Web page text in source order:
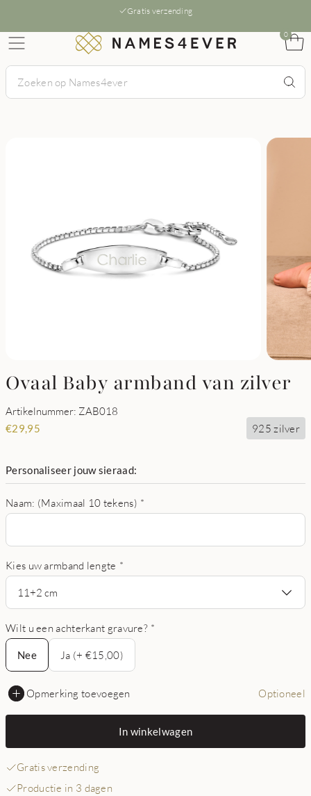
Gratis verzending
0
Ovaal Baby armband van zilver
Artikelnummer: ZAB018
€29,95 925 zilver
Personaliseer jouw sieraad:
Naam: (Maximaal 10 tekens) *
Kies uw armband lengte *
11+2 cm
Wilt u een achterkant gravure? *
Nee
Nee
Ja (+ €15,00)
Opmerking toevoegen Optioneel
In winkelwagen
Gratis verzending
Productie in 3 dagen